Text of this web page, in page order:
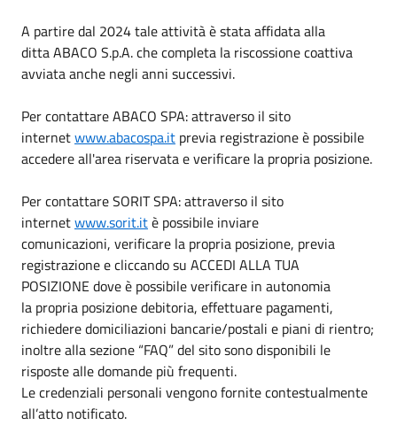
A partire dal 2024 tale attività è stata affidata alla
ditta ABACO S.p.A. che completa la riscossione coattiva
avviata anche negli anni successivi.
Per contattare ABACO SPA: attraverso il sito
internetwww.abacospa.it previa registrazione è possibile
accedere all'area riservata e verificare la propria posizione.
Per contattare SORIT SPA: attraverso il sito
internetwww.sorit.itè possibile inviare
comunicazioni, verificare la propria posizione, previa
registrazione e cliccando su ACCEDI ALLA TUA
POSIZIONE dove è possibile verificare in autonomia
la propria posizione debitoria, effettuare pagamenti,
richiedere domiciliazioni bancarie/postali e piani di rientro;
inoltre alla sezione “FAQ” del sito sono disponibili le
risposte alle domande più frequenti.
Le credenziali personali vengono fornite contestualmente
all’atto notificato.